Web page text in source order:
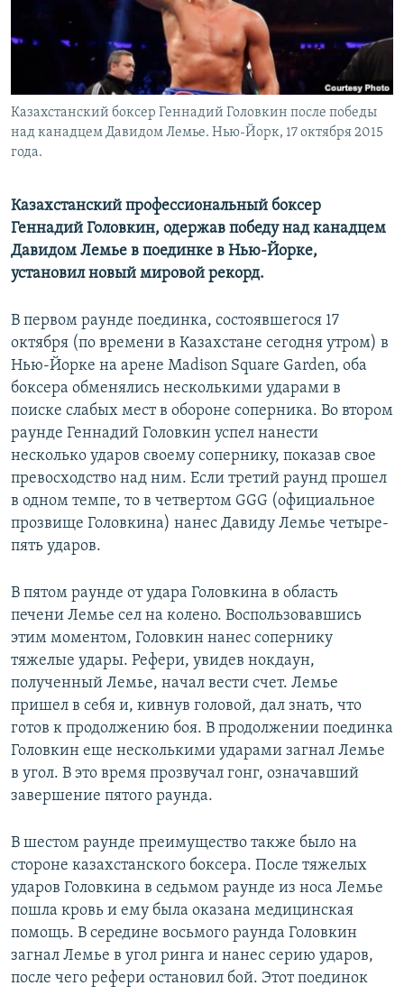
Казахстанский боксер Геннадий Головкин после победы
над канадцем Давидом Лемье. Нью-Йорк, 17 октября 2015
года.
Казахстанский профессиональный боксер
Геннадий Головкин, одержав победу над канадцем
Давидом Лемье в поединке в Нью-Йорке,
установил новый мировой рекорд.
В первом раунде поединка, состоявшегося 17
октября (по времени в Казахстане сегодня утром) в
Нью-Йорке на арене Madison Square Garden, оба
боксера обменялись несколькими ударами в
поиске слабых мест в обороне соперника. Во втором
раунде Геннадий Головкин успел нанести
несколько ударов своему сопернику, показав свое
превосходство над ним. Если третий раунд прошел
в одном темпе, то в четвертом GGG (официальное
прозвище Головкина) нанес Давиду Лемье четыре-
пять ударов.
В пятом раунде от удара Головкина в область
печени Лемье сел на колено. Воспользовавшись
этим моментом, Головкин нанес сопернику
тяжелые удары. Рефери, увидев нокдаун,
полученный Лемье, начал вести счет. Лемье
пришел в себя и, кивнув головой, дал знать, что
готов к продолжению боя. В продолжении поединка
Головкин еще несколькими ударами загнал Лемье
в угол. В это время прозвучал гонг, означавший
завершение пятого раунда.
В шестом раунде преимущество также было на
стороне казахстанского боксера. После тяжелых
ударов Головкина в седьмом раунде из носа Лемье
пошла кровь и ему была оказана медицинская
помощь. В середине восьмого раунда Головкин
загнал Лемье в угол ринга и нанес серию ударов,
после чего рефери остановил бой. Этот поединок